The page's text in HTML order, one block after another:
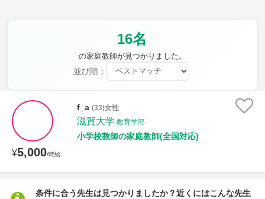
16名
の家庭教師が見つかりました。
並び順：
¥5,000/時給
f_a (33)女性
滋賀大学 教育学部
小学校教師の家庭教師(全国対応)
条件に合う先生は見つかりましたか？近くにはこんな先生
教科
理科
保健・体育 図画工作 書写
時給：¥1,000 ～ ¥10,000
授業可能日